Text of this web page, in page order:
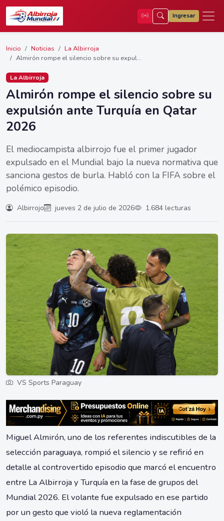
Ingresar
Inicio Noticias
La Albirroja
Almirón rompe el silencio sobre su expul...
La Albirroja
Almirón rompe el silencio sobre su
expulsión ante Turquía en Qatar
2026
El mediocampista albirrojo fue el primer jugador
expulsado en el Mundial bajo la nueva normativa que
sanciona gestos de burla. Habló con la FIFA sobre el
polémico episodio.
Albirrojo jueves 2 de julio de 2026 1.684 lecturas
VS Sports Paraguay
Miguel Almirón, uno de los referentes indiscutibles de la
selección paraguaya, rompió el silencio y se refirió en
detalle al controvertido episodio que marcó el encuentro
entre La Albirroja y Turquía en la fase de grupos del
Mundial 2026. El volante fue expulsado en ese partido
por un gesto que violó la nueva reglamentación